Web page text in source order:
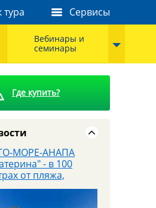
тура Сервисы
Вебинары и
семинары
Где купить?
- Тайны
высоток:
которую вы
МОРЕ-АНАПА
- в 100
от пляжа,
входят в